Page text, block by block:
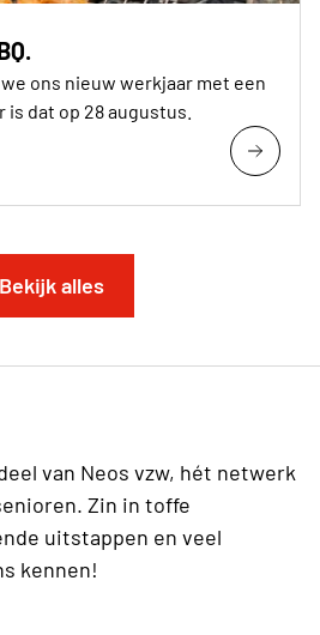
ons nieuw werkjaar met een
is dat op 28 augustus.
Bekijk alles
van Neos vzw, hét netwerk
Zin in toffe
uitstappen en veel
kennen!